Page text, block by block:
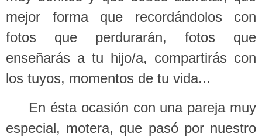
mejor forma que recordándolos con
fotos que perdurarán, fotos que
enseñarás a tu hijo/a, compartirás con
los tuyos, momentos de tu vida...
En ésta ocasión con una pareja muy
especial, motera, que pasó por nuestro